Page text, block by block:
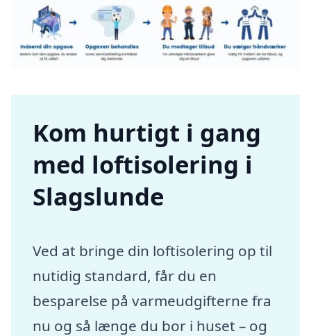
Kom hurtigt i gang
med loftisolering i
Slagslunde
Ved at bringe din loftisolering op til
nutidig standard, får du en
besparelse på varmeudgifterne fra
nu og så længe du bor i huset – og